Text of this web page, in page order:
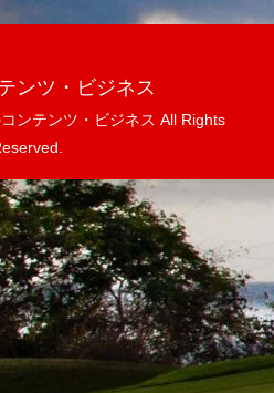
ンツ・ビジネス
ンテンツ・ビジネス All Rights